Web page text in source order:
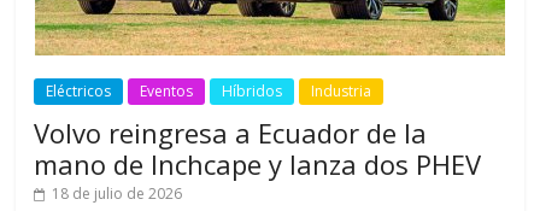
Eléctricos Eventos Híbridos Industria
Volvo reingresa a Ecuador de la
mano de Inchcape y lanza dos PHEV
18 de julio de 2026